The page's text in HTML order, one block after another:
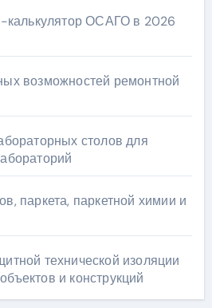
калькулятор ОСАГО в 2026
возможностей ремонтной
столов для
паркета, паркетной химии и
технической изоляции
и конструкций